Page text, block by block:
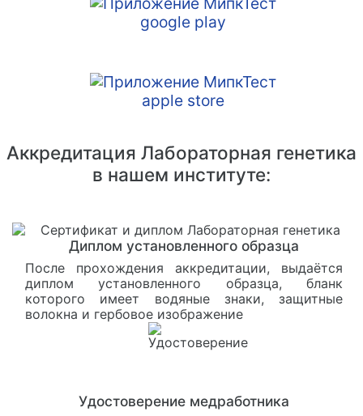
Аккредитация Лабораторная генетика
в нашем институте:
Диплом установленного образца
После прохождения аккредитации, выдаётся
диплом установленного образца, бланк
которого имеет водяные знаки, защитные
волокна и гербовое изображение
Удостоверение медработника